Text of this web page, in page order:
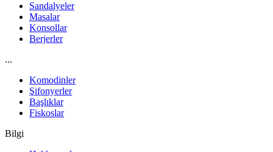
Sandalyeler
Masalar
Konsollar
Berjerler
...
Komodinler
Şifonyerler
Başlıklar
Fiskoslar
Bilgi